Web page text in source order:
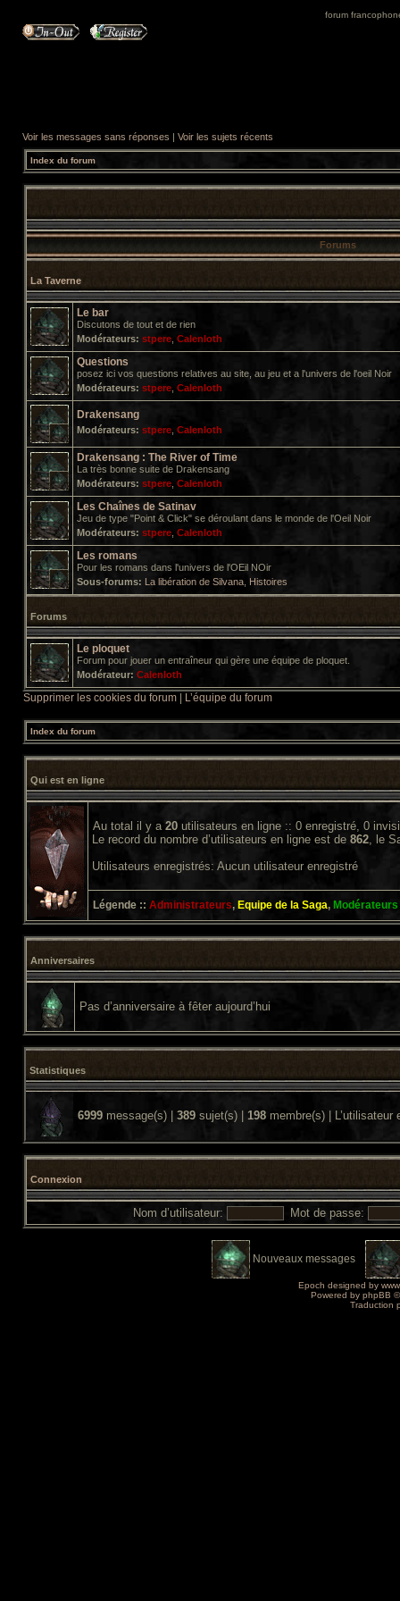
forum
Voir les messages sans réponses | Voir les sujets récents
Index du forum
Forums
La Taverne
Le bar
Discutons de tout et de rien
Modérateurs: stpere Calenloth
Questions
posez ici vos questions relatives au site, au jeu et a l'univers de l'oeil Noir
Modérateurs: stpere Calenloth
Drakensang
Modérateurs: stpere Calenloth
Drakensang : The River of Time
La très bonne suite de Drakensang
Modérateurs: stpere Calenloth
Les Chaînes de Satinav
Jeu de type "Point & Click" se déroulant dans le monde de l'Oeil Noir
Modérateurs: stpere Calenloth
Les romans
Pour les romans dans l'univers de l'OEil NOir
Sous-forums: La libération de Silvana Histoires
Forums
Le ploquet
Forum pour jouer un entraîneur qui gère une équipe de ploquet.
Modérateur: Calenloth
Supprimer les cookies du forum L’équipe du forum
Index du forum
Qui est en ligne
Au total il y a 20 utilisateurs en ligne :: 0 enregistré, 0
Le record du nombre d’utilisateurs en ligne est de 862, le
Utilisateurs enregistrés: Aucun utilisateur enregistré
Légende :: Administrateurs, Equipe de la Saga,
Anniversaires
Pas d’anniversaire à fêter aujourd’hui
Statistiques
6999 message(s) | 389 sujet(s) | 198 membre(s) |
Connexion
Nom d’utilisateur: Mot de passe:
Nouveaux messages
Epoch designed by
Powered by phpBB
Traduction